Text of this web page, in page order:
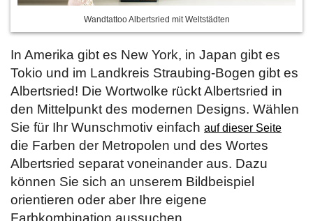
Wandtattoo Albertsried mit Weltstädten
In Amerika gibt es New York, in Japan gibt es
Tokio und im Landkreis Straubing-Bogen gibt es
Albertsried! Die Wortwolke rückt Albertsried in
den Mittelpunkt des modernen Designs. Wählen
Sie für Ihr Wunschmotiv einfach auf dieser Seite
die Farben der Metropolen und des Wortes
Albertsried separat voneinander aus. Dazu
können Sie sich an unserem Bildbeispiel
orientieren oder aber Ihre eigene
Farbkombination aussuchen.